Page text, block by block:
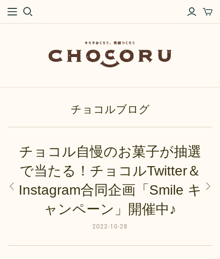
チョコルブログ
チョコル自慢のお菓子が抽選
で当たる！チョコルTwitter＆
Instagram合同企画「Smile キ
ャンペーン」開催中♪
2022-10-28